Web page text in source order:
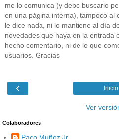
me lo comunica (y debo buscarlo
en una página interna), tampoco al
le dice nada, ni lo mantiene al día
novedades que haya en la entrada
hecho comentario, ni de lo que
usuarios. Gracias
‹ Inicio
Ver
Colaboradores
Paco Muñoz Jr.